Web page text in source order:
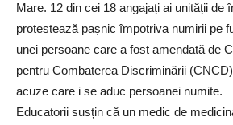
Mare. 12 din cei 18 angajați ai unității de
protestează pașnic împotriva numirii pe
unei persoane care a fost amendată de
pentru Combaterea Discriminării
acuze care i se aduc persoanei numite.
Educatorii susțin că un medic de